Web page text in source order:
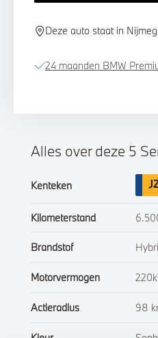
Deze auto staat in
24 maanden BMW
Alles over deze 5
Kenteken
Kilometerstand
Brandstof
Motorvermogen
Actieradius 98